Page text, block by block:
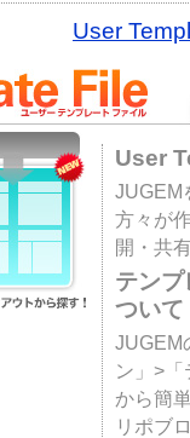
User
User
JUGEM
方々が
開・共
テン
ついて
JUGEM
ン」>
から簡
リポブ